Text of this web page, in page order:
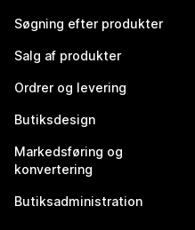
Søgning efter produkter
Salg af produkter
Ordrer og levering
Butiksdesign
Markedsføring og
konvertering
Butiksadministration